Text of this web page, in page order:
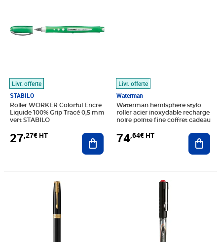
Livr. offerte
STABILO
Roller WORKER Colorful Encre
Liquide 100% Grip Tracé 0,5 mm
vert STABILO
27,27€ HT Ajouter au panier
Livr. offerte
Waterman
Waterman hemisphere stylo
roller acier inoxydable recharge
noire pointe fine coffret cadeau
74,64€ HT
Prix 167,62€ HT